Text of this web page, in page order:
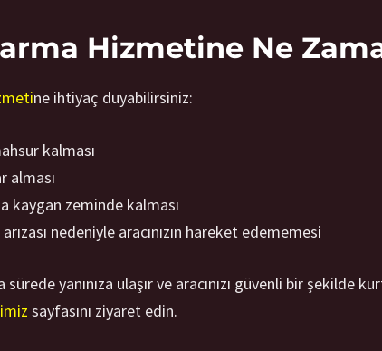
Hizmetine Ne
ne ihtiyaç duyabilirsiniz:
kalması
alması
kaygan zeminde kalması
nedeniyle aracınızın hareket edememesi
yanınıza ulaşır ve aracınızı güvenli bir
sayfasını ziyaret edin.